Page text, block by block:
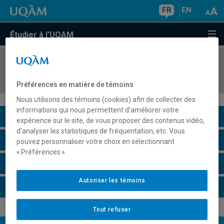
FR EN
Étudier à l'UQAM
COURS//
Description du cours
Horaire - Été 2026
Préférences en matière de témoins
Nous utilisons des témoins (cookies) afin de collecter des
informations qui nous permettent d’améliorer votre
expérience sur le site, de vous proposer des contenus vidéo,
d’analyser les statistiques de fréquentation, etc. Vous
pouvez personnaliser votre choix en sélectionnant
« Préférences ».
Tout refuser
Autoriser les témoins